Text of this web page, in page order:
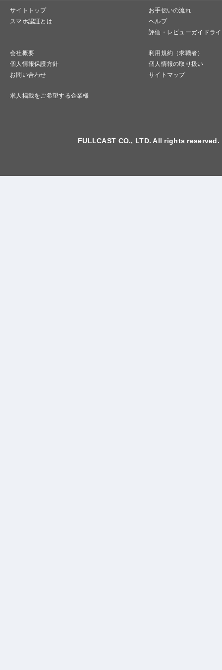
サイトトップ
お手伝いの流れ
スマホ認証とは
ヘルプ
評価・レビューガイドラ
会社概要
利用規約（求職者）
個人情報保護方針
個人情報の取り扱い
お問い合わせ
サイトマップ
求人掲載をご希望する企業様
FULLCAST CO., LTD. All rights reserved.